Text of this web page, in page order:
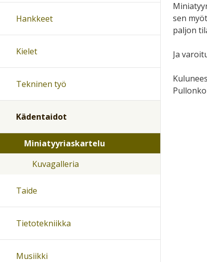
sen
paljon
Ja
Hankkeet
Kielet
Tekninen työ
Kädentaidot
Miniatyyriaskartelu
Kuvagalleria
Taide
Tietotekniikka
Musiikki